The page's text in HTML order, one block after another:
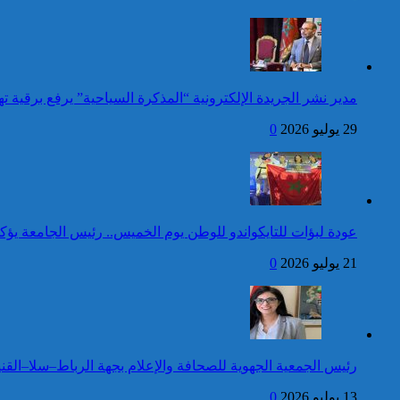
24 قتيلا و2861 جريحا
حصيلة حوادث السير
بالمناطق الحضرية خلال
الأسبوع المنصرم
حصيلة حوادث السير
عيد العرش: جلالة الملك
يتلقى برقية تهنئة من رئيس
أوكرانيا
جلالة الملك يتوصل ببرقية
تهنئة من الوزير الأول لسانت
لوسيا بمناسبة عيد العرش
المجيد
المديرية العامة للأمن الوطني تؤكد
أن الادعاءات التي نشرتها صحيفة
بريطاني عارية من الصحة
توقيف شخص للاشتباه في تورطه
في ارتكاب جريمة السرقة
كاريكاتير
كاريكاتير
مدير نشر الجريدة الإلكترونية “المذكرة السياحية” يرفع
29 يوليو 2026 0
عودة لبؤات للتايكواندو للوطن يوم الخميس.. رئيس الجامعة
21 يوليو 2026 0
رئيس الجمعية الجهوية للصحافة والإعلام بجهة